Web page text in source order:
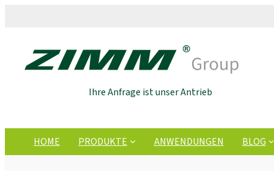
Ihre Anfrage ist unser Antrieb
HOME PRODUKTE ANWENDUNGEN BLOG